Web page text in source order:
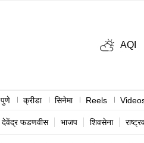
AQI
पुणे क्रीडा सिनेमा Reels
देवेंद्र फडणवीस भाजप शिवसेना